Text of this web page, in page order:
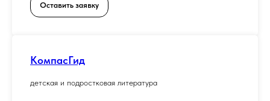
Оставить заявку
КомпасГид
детская и подростковая литература